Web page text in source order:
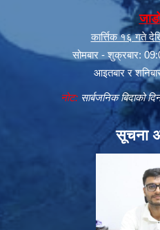
कार्त्तिक १६ गते
सोमबार - शुक्रबार:
आइतबार र
नोट:सार्बजनिक बिदाको
सूचना